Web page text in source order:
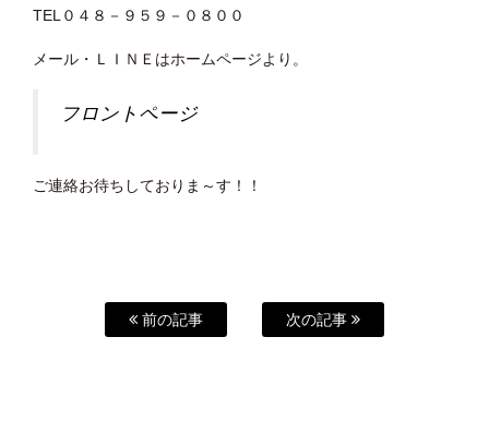
TEL０４８－９５９－０８００
メール・ＬＩＮＥはホームページより。
フロントページ
ご連絡お待ちしておりま～す！！
前の記事 次の記事